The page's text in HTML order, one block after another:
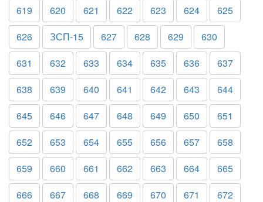
619
620 621 622 623 624
625
626
ЗСП-15 627 628 629
630
631
632 633 634 635 636
637
638
639 640 641 642 643
644
645
646 647 648 649 650
651
652
653 654 655 656 657
658
659
660 661 662 663 664
665
666
667 668 669 670 671
672